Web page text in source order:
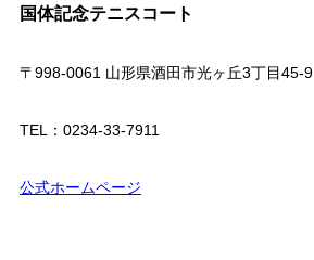
国体記念テニスコート
〒998-0061 山形県酒田市光ヶ丘3丁目45-9
TEL：0234-33-7911
公式ホームページ